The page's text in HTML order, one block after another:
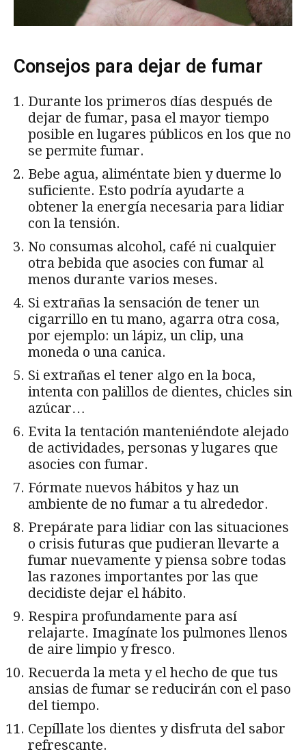
Consejos para dejar de fumar
Durante los primeros días después de
dejar de fumar, pasa el mayor tiempo
posible en lugares públicos en los que no
se permite fumar.
Bebe agua, aliméntate bien y duerme lo
suficiente. Esto podría ayudarte a
obtener la energía necesaria para lidiar
con la tensión.
No consumas alcohol, café ni cualquier
otra bebida que asocies con fumar al
menos durante varios meses.
Si extrañas la sensación de tener un
cigarrillo en tu mano, agarra otra cosa,
por ejemplo: un lápiz, un clip, una
moneda o una canica.
Si extrañas el tener algo en la boca,
intenta con palillos de dientes, chicles sin
azúcar…
Evita la tentación manteniéndote alejado
de actividades, personas y lugares que
asocies con fumar.
Fórmate nuevos hábitos y haz un
ambiente de no fumar a tu alrededor.
Prepárate para lidiar con las situaciones
o crisis futuras que pudieran llevarte a
fumar nuevamente y piensa sobre todas
las razones importantes por las que
decidiste dejar el hábito.
Respira profundamente para así
relajarte. Imagínate los pulmones llenos
de aire limpio y fresco.
Recuerda la meta y el hecho de que tus
ansias de fumar se reducirán con el paso
del tiempo.
Cepíllate los dientes y disfruta del sabor
refrescante.